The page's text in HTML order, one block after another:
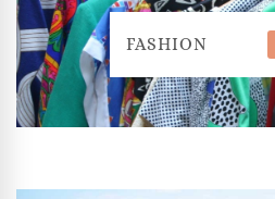
FASHION